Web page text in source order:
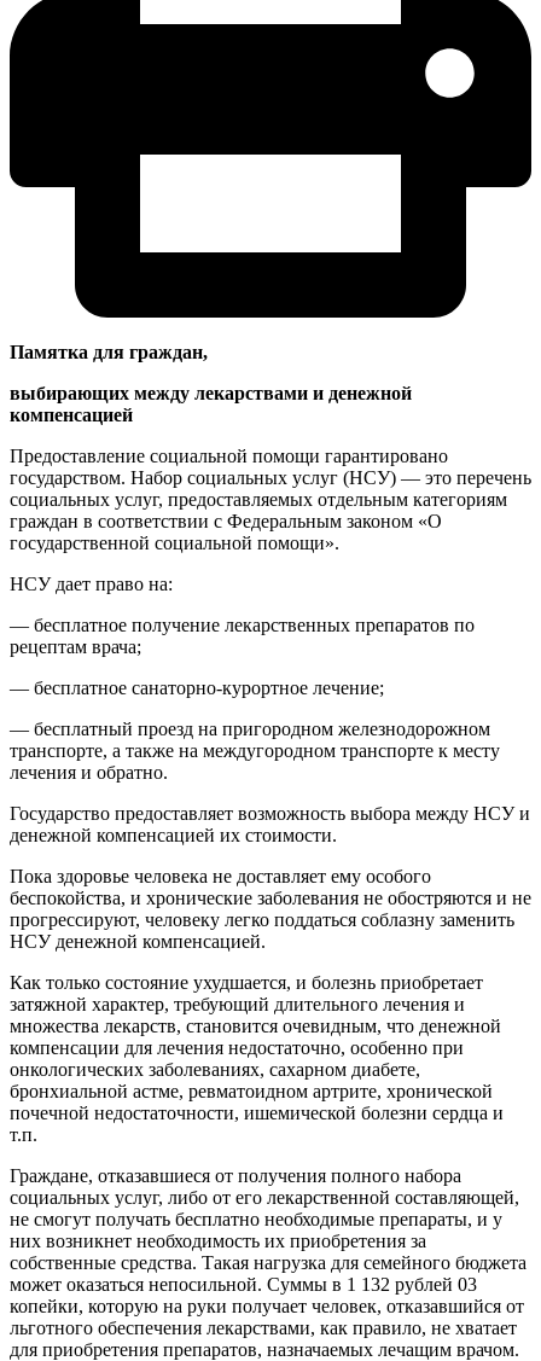
Памятка для граждан,
выбирающих между лекарствами и денежной
компенсацией
Предоставление социальной помощи гарантировано
государством. Набор социальных услуг (НСУ) — это перечень
социальных услуг, предоставляемых отдельным категориям
граждан в соответствии с Федеральным законом «О
государственной социальной помощи».
НСУ дает право на:
— бесплатное получение лекарственных препаратов по
рецептам врача;
— бесплатное санаторно-курортное лечение;
— бесплатный проезд на пригородном железнодорожном
транспорте, а также на междугородном транспорте к месту
лечения и обратно.
Государство предоставляет возможность выбора между НСУ и
денежной компенсацией их стоимости.
Пока здоровье человека не доставляет ему особого
беспокойства, и хронические заболевания не обостряются и не
прогрессируют, человеку легко поддаться соблазну заменить
НСУ денежной компенсацией.
Как только состояние ухудшается, и болезнь приобретает
затяжной характер, требующий длительного лечения и
множества лекарств, становится очевидным, что денежной
компенсации для лечения недостаточно, особенно при
онкологических заболеваниях, сахарном диабете,
бронхиальной астме, ревматоидном артрите, хронической
почечной недостаточности, ишемической болезни сердца и
т.п.
Граждане, отказавшиеся от получения полного набора
социальных услуг, либо от его лекарственной составляющей,
не смогут получать бесплатно необходимые препараты, и у
них возникнет необходимость их приобретения за
собственные средства. Такая нагрузка для семейного бюджета
может оказаться непосильной. Суммы в 1 132 рублей 03
копейки, которую на руки получает человек, отказавшийся от
льготного обеспечения лекарствами, как правило, не хватает
для приобретения препаратов, назначаемых лечащим врачом.